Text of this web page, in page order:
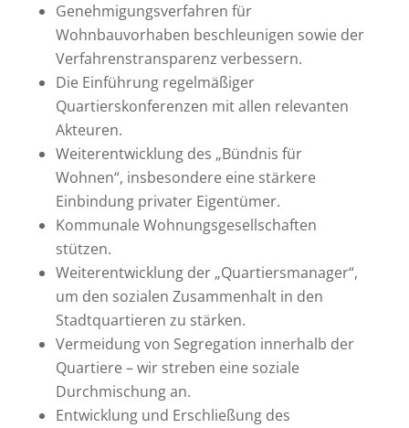
Genehmigungsverfahren für
Wohnbauvorhaben beschleunigen sowie der
Verfahrenstransparenz verbessern.
Die Einführung regelmäßiger
Quartierskonferenzen mit allen relevanten
Akteuren.
Weiterentwicklung des „Bündnis für
Wohnen“, insbesondere eine stärkere
Einbindung privater Eigentümer.
Kommunale Wohnungsgesellschaften
stützen.
Weiterentwicklung der „Quartiersmanager“,
um den sozialen Zusammenhalt in den
Stadtquartieren zu stärken.
Vermeidung von Segregation innerhalb der
Quartiere – wir streben eine soziale
Durchmischung an.
Entwicklung und Erschließung des